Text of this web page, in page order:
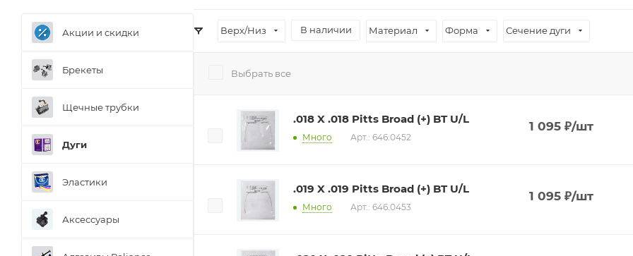
Верх/Низ В наличии Материал Форма Сечение дуги
Выбрать все
.018 X .018 Pitts Broad (+) BT U/L
Много Арт.: 646.0452
1 095₽/шт
.019 X .019 Pitts Broad (+) BT U/L
Много Арт.: 646.0453
1 095₽/шт
Акции и скидки
Брекеты
Щечные трубки
Дуги
Эластики
Аксессуары